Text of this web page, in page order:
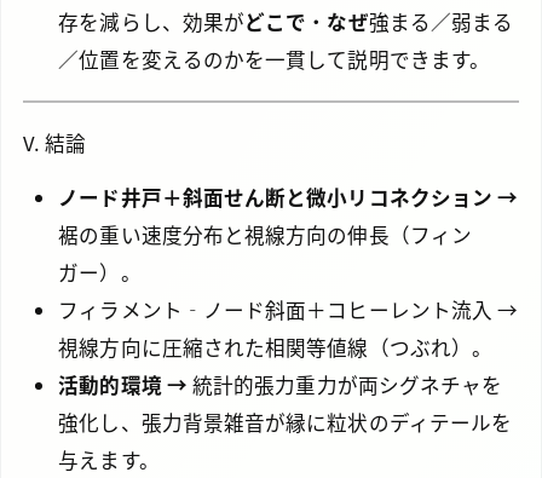
存を減らし、効果がどこで ・ なぜ強まる／弱まる
／位置を変えるのかを一貫して説明できます。
V. 結論
ノード井戸＋斜面せん断と微小リコネクション →
裾の重い速度分布と視線方向の伸長（フィン
ガー）。
フィラメント‐ノード斜面＋コヒーレント流入 →
視線方向に圧縮された相関等値線（つぶれ）。
活動的環境 → 統計的張力重力が両シグネチャを
強化し、張力背景雑音が縁に粒状のディテールを
与えます。